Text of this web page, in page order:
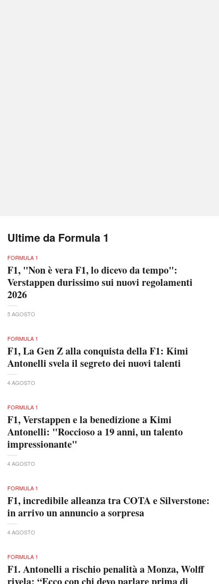
Ultime da Formula 1
FORMULA 1
F1, "Non è vera F1, lo dicevo da tempo":
Verstappen durissimo sui nuovi regolamenti
2026
5 AGOSTO
FORMULA 1
F1, La Gen Z alla conquista della F1: Kimi
Antonelli svela il segreto dei nuovi talenti
4 AGOSTO
FORMULA 1
F1, Verstappen e la benedizione a Kimi
Antonelli: "Roccioso a 19 anni, un talento
impressionante"
4 AGOSTO
FORMULA 1
F1, incredibile alleanza tra COTA e Silverstone:
in arrivo un annuncio a sorpresa
4 AGOSTO
FORMULA 1
F1. Antonelli a rischio penalità a Monza, Wolff